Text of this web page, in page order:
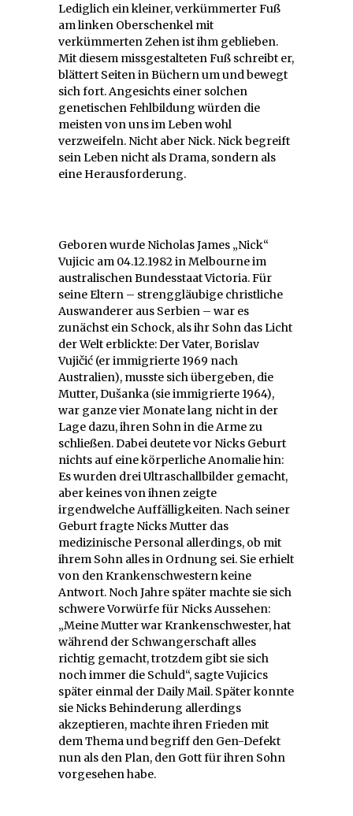
Lediglich ein kleiner, verkümmerter Fuß
am linken Oberschenkel mit
verkümmerten Zehen ist ihm geblieben.
Mit diesem missgestalteten Fuß schreibt er,
blättert Seiten in Büchern um und bewegt
sich fort. Angesichts einer solchen
genetischen Fehlbildung würden die
meisten von uns im Leben wohl
verzweifeln. Nicht aber Nick. Nick begreift
sein Leben nicht als Drama, sondern als
eine Herausforderung.
Geboren wurde Nicholas James „Nick“
Vujicic am 04.12.1982 in Melbourne im
australischen Bundesstaat Victoria. Für
seine Eltern – strenggläubige christliche
Auswanderer aus Serbien – war es
zunächst ein Schock, als ihr Sohn das Licht
der Welt erblickte: Der Vater, Borislav
Vujičić (er immigrierte 1969 nach
Australien), musste sich übergeben, die
Mutter, Dušanka (sie immigrierte 1964),
war ganze vier Monate lang nicht in der
Lage dazu, ihren Sohn in die Arme zu
schließen. Dabei deutete vor Nicks Geburt
nichts auf eine körperliche Anomalie hin:
Es wurden drei Ultraschallbilder gemacht,
aber keines von ihnen zeigte
irgendwelche Auffälligkeiten. Nach seiner
Geburt fragte Nicks Mutter das
medizinische Personal allerdings, ob mit
ihrem Sohn alles in Ordnung sei. Sie erhielt
von den Krankenschwestern keine
Antwort. Noch Jahre später machte sie sich
schwere Vorwürfe für Nicks Aussehen:
„Meine Mutter war Krankenschwester, hat
während der Schwangerschaft alles
richtig gemacht, trotzdem gibt sie sich
noch immer die Schuld“, sagte Vujicics
später einmal der Daily Mail. Später konnte
sie Nicks Behinderung allerdings
akzeptieren, machte ihren Frieden mit
dem Thema und begriff den Gen-Defekt
nun als den Plan, den Gott für ihren Sohn
vorgesehen habe.